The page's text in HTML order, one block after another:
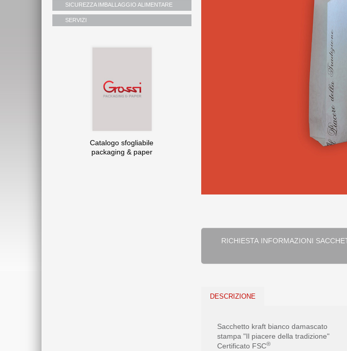
SICUREZZA IMBALLAGGIO ALIMENTARE
SERVIZI
Catalogo sfogliabile
packaging & paper
RICHIESTA INFORMAZIONI SACCHETTO KRAFT BIANCO DAMASCATO STAMPA ''IL PIACERE DELLA TRADIZIONE''
DESCRIZIONE
Sacchetto kraft bianco damascato
stampa "Il piacere della tradizione"
Certificato FSC®